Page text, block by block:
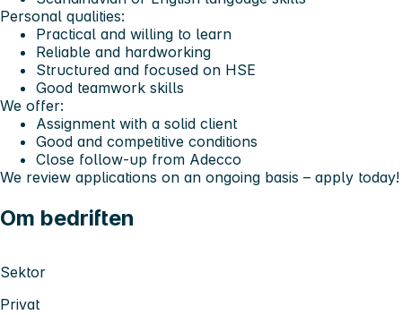
Personal qualities:
Practical and willing to learn
Reliable and hardworking
Structured and focused on HSE
Good teamwork skills
We offer:
Assignment with a solid client
Good and competitive conditions
Close follow-up from Adecco
We review applications on an ongoing basis – apply today!
Om bedriften
Sektor
Privat